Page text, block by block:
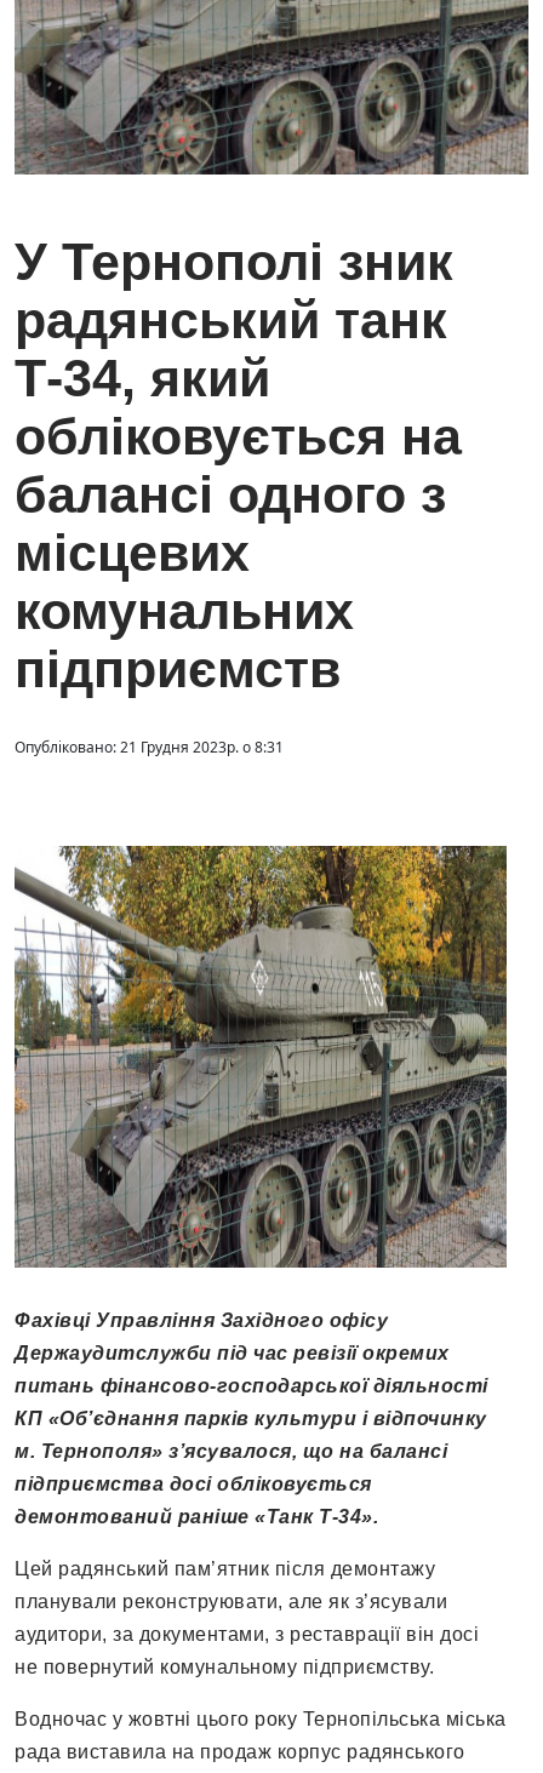
У Тернополі зник
радянський танк
Т-34, який
обліковується на
балансі одного з
місцевих
комунальних
підприємств
Опубліковано: 21 Грудня 2023р. о 8:31
Фахівці Управління Західного офісу
Держаудитслужби під час ревізії окремих
питань фінансово-господарської діяльності
КП «Об’єднання парків культури і відпочинку
м. Тернополя» з’ясувалося, що на балансі
підприємства досі обліковується
демонтований раніше «Танк Т-34».
Цей радянський пам’ятник після демонтажу
планували реконструювати, але як з’ясували
аудитори, за документами, з реставрації він досі
не повернутий комунальному підприємству.
Водночас у жовтні цього року Тернопільська міська
рада виставила на продаж корпус радянського